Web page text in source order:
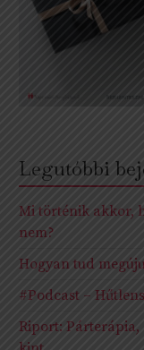
Legutóbbi
Mi történik akkor,
nem?
Hogyan tud
#Podcast –
Riport: